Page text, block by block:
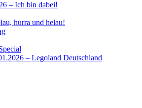
– Ich bin dabei!
hurra und helau!
– Legoland Deutschland